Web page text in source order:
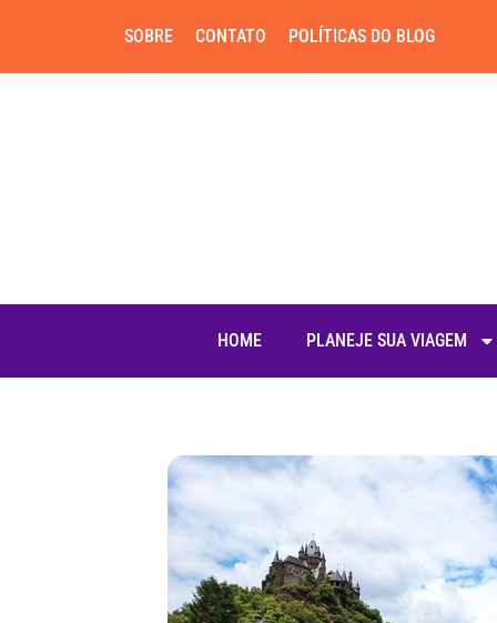
SOBRE CONTATO POLÍTICAS DO BLOG
HOME PLANEJE SUA VIAGEM